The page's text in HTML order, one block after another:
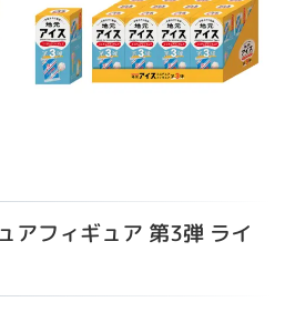
アフィギュア 第3弾 ライ